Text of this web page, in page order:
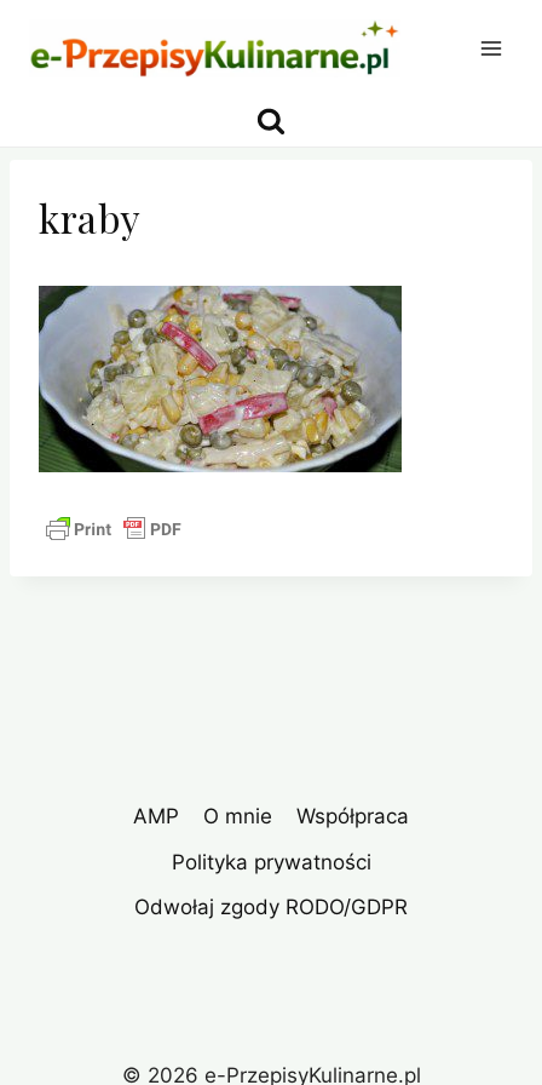
kraby
AMP O mnie
Współpraca
Polityka prywatności
Odwołaj zgody RODO/GDPR
© 2026 e-PrzepisyKulinarne.pl